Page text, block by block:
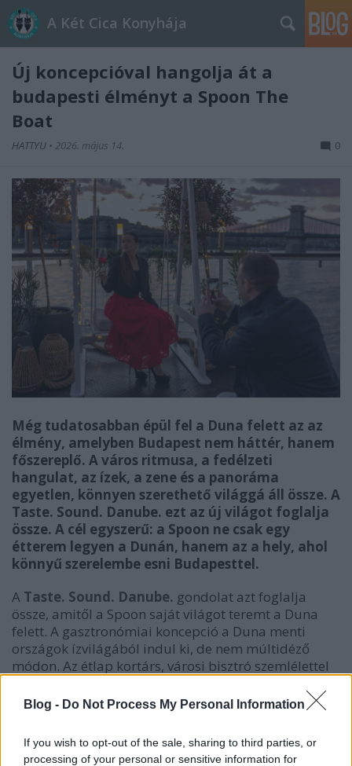
Blog - Do Not Process My Personal Information
If you wish to opt-out of the sale, sharing to third parties, or
processing of your personal or sensitive information for
A Két Cica Konyhája
Új koncepcióval hangolja át a
budapesti élményt a Spoon The
Boat
HATTYU • 2026. május 14. 0
Még tudatosabban épül fel a Duna felett az az
élmény, amelyben Budapest nem háttér, hanem
főszereplő. A város ritmusa, a fedélzeti
hangulat, az ízek, a zene és a panoráma
egyetlen, könnyen szerethető világgá áll össze. A
Taste. Sound. Danube. ezt az új világot foglalja
össze. A cél egyszerű: a Spoon ne csak egy
étterem legyen a Dunán, hanem az a hely, ahol
könnyű szerelembe esni Budapesttel.
A Taste. Sound. Danube. gondolat azt foglalja
össze, amitől a Spoon saját világot teremt a Duna
felett. A gasztronómiai koncepció a Duna menti
országok ízvilágából indul ki, de nem múltidéző
módon. Az étlap kortárs, városi bisztró szemlélettel
bécsi szelet eleganciája, a gulyás karaktere vagy a
megoszthatóbb formában jelenik meg, szezonálisan
frissülő kínálattal.